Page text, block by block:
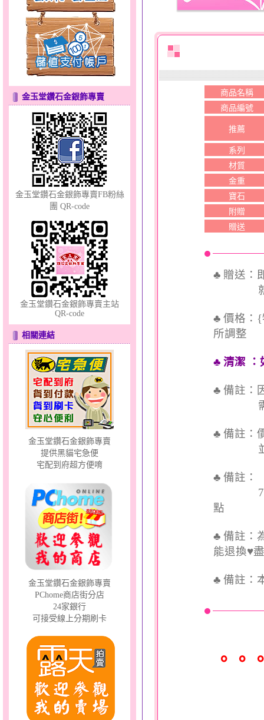
天真Rody～金銀鋼套鍊
甜心女孩～金銀鋼女套鍊
幸福洋溢～金銀鋼套鍊
夢想幸福～男黃金戒指
金玉堂鑽石金銀飾專賣
金玉堂鑽石金銀飾專賣FB粉絲
團 QR-code
金玉堂鑽石金銀飾專賣主站
QR-code
相關連結
金玉堂鑽石金銀飾專賣
提供黑貓宅急便
宅配到府超方便唷
金玉堂鑽石金銀飾專賣
PChome商店街分店
24家銀行
可接受線上分期刷卡
商品名稱
商品編號
推薦
系列
材質
金重
寶石
附贈
贈送
♣ 贈送：
就送
♣ 價格：{
所調整
♣ 清潔 ：
♣ 備註：
需依實
♣ 備註：
並交付
♣ 備註：
7個工
點
♣ 備註：
能退換♥
♣ 備註：
。。